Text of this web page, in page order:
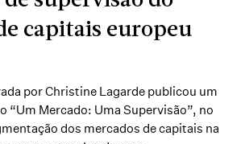
capitais europeu
por Christine Lagarde publicou um
“Um Mercado: Uma Supervisão”, no
dos mercados de capitais na